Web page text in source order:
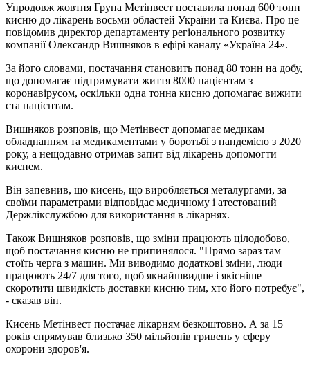
Упродовж жовтня Група Метінвест поставила понад 600 тонн
кисню до лікарень восьми областей України та Києва. Про це
повідомив директор департаменту регіонального розвитку
компанії Олександр Вишняков в ефірі каналу «Україна 24».
За його словами, постачання становить понад 80 тонн на добу,
що допомагає підтримувати життя 8000 пацієнтам з
коронавірусом, оскільки одна тонна кисню допомагає вижити
ста пацієнтам.
Вишняков розповів, що Метінвест допомагає медикам
обладнанням та медикаментами у боротьбі з пандемією з 2020
року, а нещодавно отримав запит від лікарень допомогти
киснем.
Він запевнив, що кисень, що виробляється металургами, за
своїми параметрами відповідає медичному і атестований
Держлікслужбою для використання в лікарнях.
Також Вишняков розповів, що зміни працюють цілодобово,
щоб постачання кисню не припинялося. "Прямо зараз там
стоїть черга з машин. Ми виводимо додаткові зміни, люди
працюють 24/7 для того, щоб якнайшвидше і якісніше
скоротити швидкість доставки кисню тим, хто його потребує",
- сказав він.
Кисень Метінвест постачає лікарням безкоштовно. А за 15
років спрямував близько 350 мільйонів гривень у сферу
охорони здоров'я.